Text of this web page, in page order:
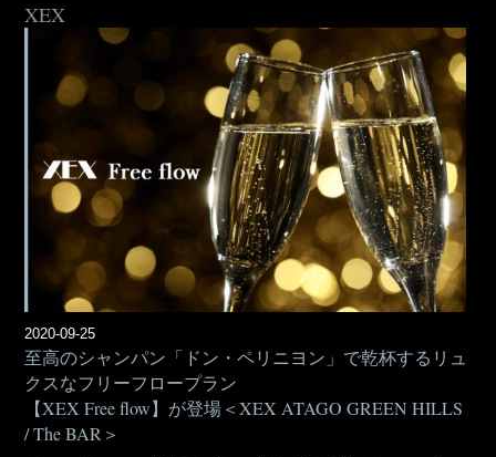
XEX
2020-09-25
至高のシャンパン「ドン・ペリニヨン」で乾杯するリュ
クスなフリーフロープラン
【XEX Free flow】が登場＜XEX ATAGO GREEN HILLS
/ The BAR＞